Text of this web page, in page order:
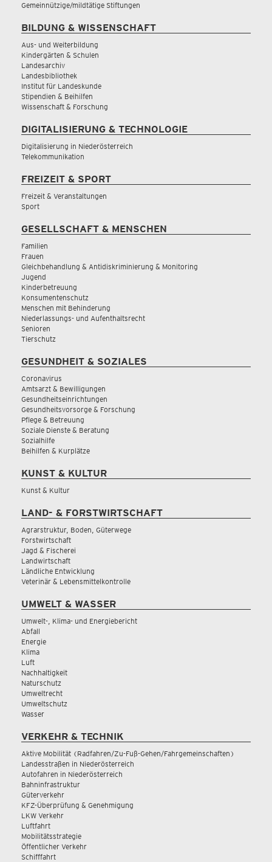
Gemeinnützige/mildtätige Stiftungen
BILDUNG & WISSENSCHAFT
Aus- und Weiterbildung
Kindergärten & Schulen
Landesarchiv
Landesbibliothek
Institut für Landeskunde
Stipendien & Beihilfen
Wissenschaft & Forschung
DIGITALISIERUNG & TECHNOLOGIE
Digitalisierung in Niederösterreich
Telekommunikation
FREIZEIT & SPORT
Freizeit & Veranstaltungen
Sport
GESELLSCHAFT & MENSCHEN
Familien
Frauen
Gleichbehandlung & Antidiskriminierung & Monitoring
Jugend
Kinderbetreuung
Konsumentenschutz
Menschen mit Behinderung
Niederlassungs- und Aufenthaltsrecht
Senioren
Tierschutz
GESUNDHEIT & SOZIALES
Coronavirus
Amtsarzt & Bewilligungen
Gesundheitseinrichtungen
Gesundheitsvorsorge & Forschung
Pflege & Betreuung
Soziale Dienste & Beratung
Sozialhilfe
Beihilfen & Kurplätze
KUNST & KULTUR
Kunst & Kultur
LAND- & FORSTWIRTSCHAFT
Agrarstruktur, Boden, Güterwege
Forstwirtschaft
Jagd & Fischerei
Landwirtschaft
Ländliche Entwicklung
Veterinär & Lebensmittelkontrolle
UMWELT & WASSER
Umwelt-, Klima- und Energiebericht
Abfall
Energie
Klima
Luft
Nachhaltigkeit
Naturschutz
Umweltrecht
Umweltschutz
Wasser
VERKEHR & TECHNIK
Aktive Mobilität (Radfahren/Zu-Fuß-Gehen/Fahrgemeinschaften)
Landesstraßen in Niederösterreich
Autofahren in Niederösterreich
Bahninfrastruktur
Güterverkehr
KFZ-Überprüfung & Genehmigung
LKW Verkehr
Luftfahrt
Mobilitätsstrategie
Öffentlicher Verkehr
Schifffahrt